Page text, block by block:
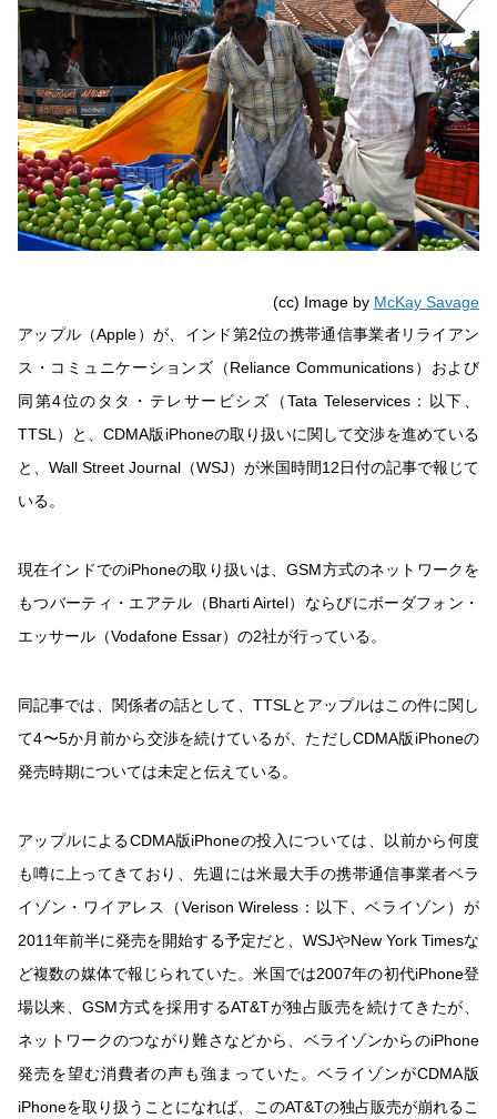
(cc) Image by McKay Savage
アップル（Apple）が、インド第2位の携帯通信事業者リライアン
ス・コミュニケーションズ（Reliance Communications）および
同第4位のタタ・テレサービシズ（Tata Teleservices：以下、
TTSL）と、CDMA版iPhoneの取り扱いに関して交渉を進めている
と、Wall Street Journal（WSJ）が米国時間12日付の記事で報じて
いる。
現在インドでのiPhoneの取り扱いは、GSM方式のネットワークを
もつバーティ・エアテル（Bharti Airtel）ならびにボーダフォン・
エッサール（Vodafone Essar）の2社が行っている。
同記事では、関係者の話として、TTSLとアップルはこの件に関し
て4〜5か月前から交渉を続けているが、ただしCDMA版iPhoneの
発売時期については未定と伝えている。
アップルによるCDMA版iPhoneの投入については、以前から何度
も噂に上ってきており、先週には米最大手の携帯通信事業者ベラ
イゾン・ワイアレス（Verison Wireless：以下、ベライゾン）が
2011年前半に発売を開始する予定だと、WSJやNew York Timesな
ど複数の媒体で報じられていた。米国では2007年の初代iPhone登
場以来、GSM方式を採用するAT&Tが独占販売を続けてきたが、
ネットワークのつながり難さなどから、ベライゾンからのiPhone
発売を望む消費者の声も強まっていた。ベライゾンがCDMA版
iPhoneを取り扱うことになれば、このAT&Tの独占販売が崩れるこ